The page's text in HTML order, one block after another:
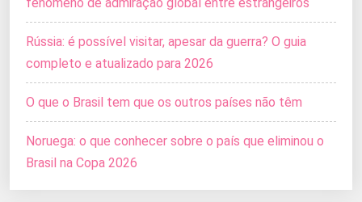
Rússia: é possível visitar, apesar da guerra? O guia
completo e atualizado para 2026
O que o Brasil tem que os outros países não têm
Noruega: o que conhecer sobre o país que eliminou o
Brasil na Copa 2026